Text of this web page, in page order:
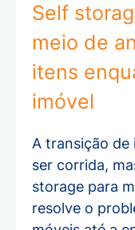
Self
meio de
itens
imóvel
A transição de
ser corrida,
storage para
resolve o